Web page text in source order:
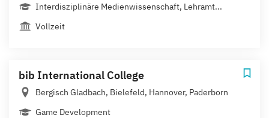
Interdisziplinäre Medienwissenschaft, Lehramt...
Vollzeit
bib International College
Bergisch Gladbach, Bielefeld, Hannover, Paderborn
Game Development